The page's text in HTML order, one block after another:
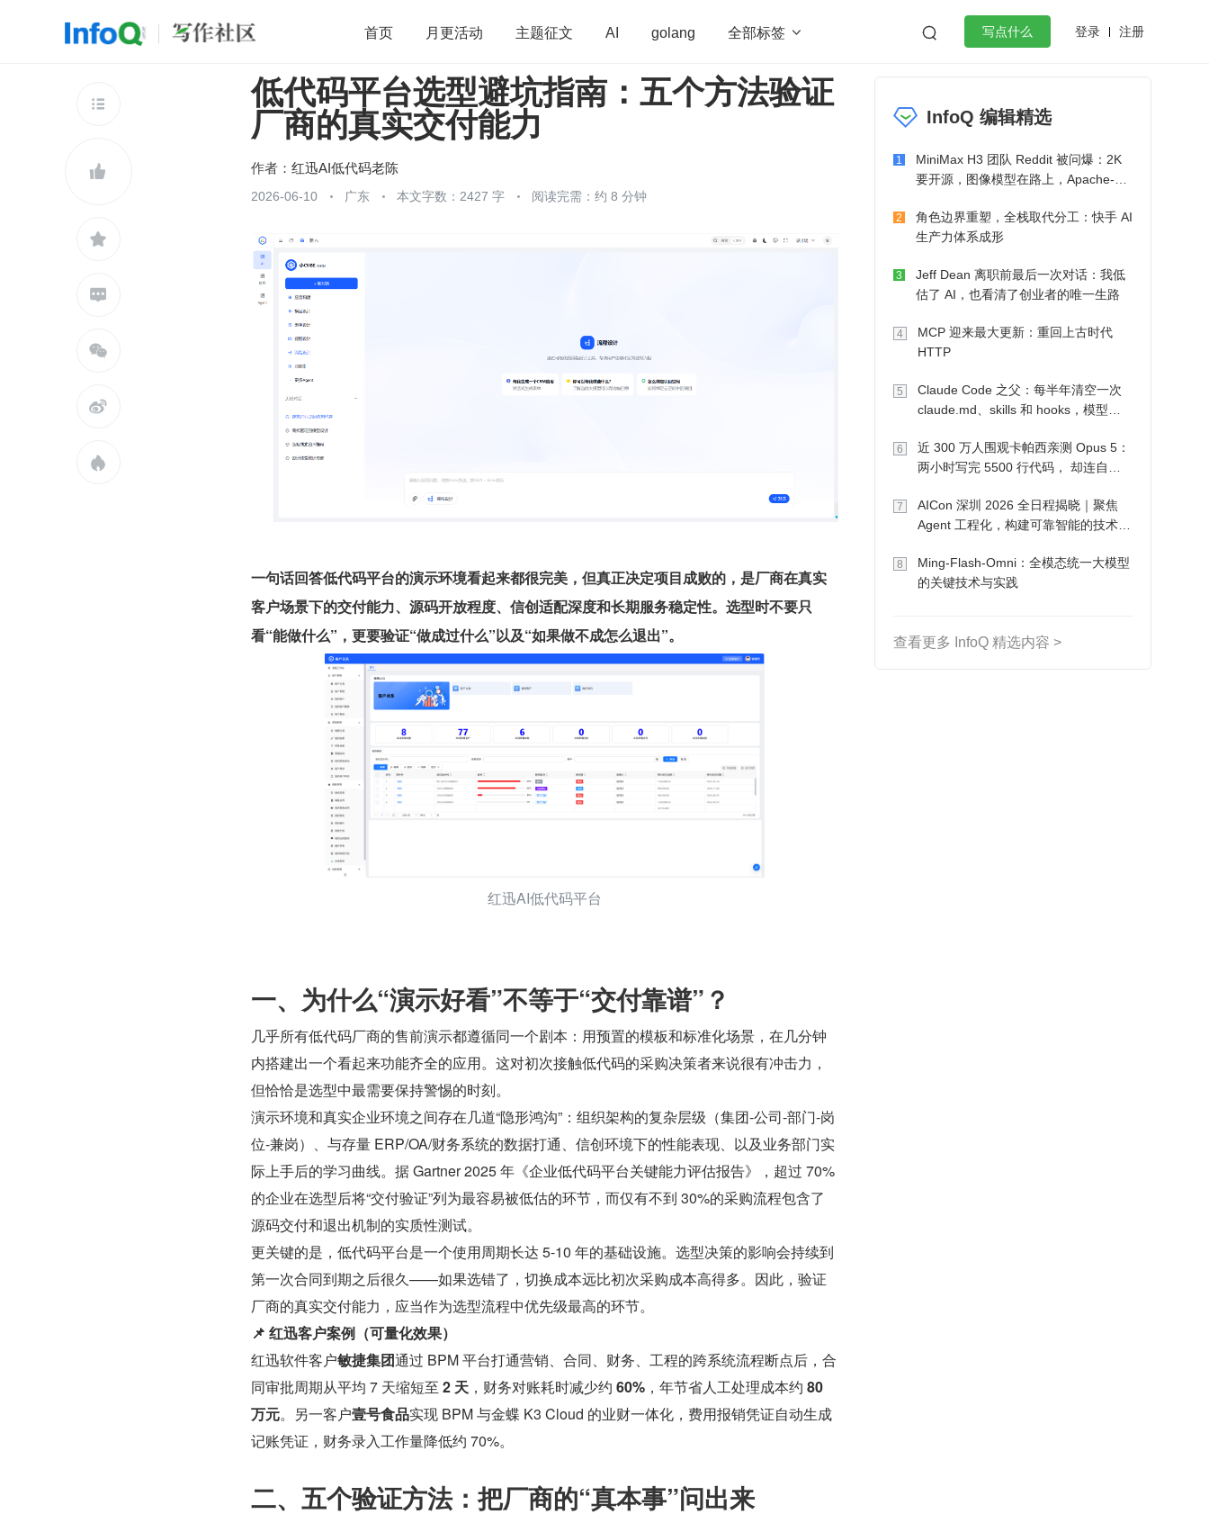
首页 月更活动 主题征文 AI golang 全部标签   写点什么 登录 注册
开源 架构 OpenHarmony 算法 学习方法 Web3.0 高效工作
团队管理 程序员 运维 微服务架构 flutter
查看更多







低代码平台选型避坑指南：五个方法验证
厂商的真实交付能力
作者： 红迅AI低代码老陈
2026-06-10 广东 本文字数：2427 字 阅读完需：约 8 分钟
一句话回答低代码平台的演示环境看起来都很完美，但真正决定项目成败的，是厂商在真实
客户场景下的交付能力、源码开放程度、信创适配深度和长期服务稳定性。选型时不要只
看“能做什么”，更要验证“做成过什么”以及“如果做不成怎么退出”。
红迅AI低代码平台
一、为什么“演示好看”不等于“交付靠谱”？
几乎所有低代码厂商的售前演示都遵循同一个剧本：用预置的模板和标准化场景，在几分钟
内搭建出一个看起来功能齐全的应用。这对初次接触低代码的采购决策者来说很有冲击力，
但恰恰是选型中最需要保持警惕的时刻。
演示环境和真实企业环境之间存在几道“隐形鸿沟”：组织架构的复杂层级（集团-公司-部门-岗
位-兼岗）、与存量 ERP/OA/财务系统的数据打通、信创环境下的性能表现、以及业务部门实
际上手后的学习曲线。据 Gartner 2025 年《企业低代码平台关键能力评估报告》，超过 70%
的企业在选型后将“交付验证”列为最容易被低估的环节，而仅有不到 30%的采购流程包含了
源码交付和退出机制的实质性测试。
更关键的是，低代码平台是一个使用周期长达 5-10 年的基础设施。选型决策的影响会持续到
第一次合同到期之后很久——如果选错了，切换成本远比初次采购成本高得多。因此，验证
厂商的真实交付能力，应当作为选型流程中优先级最高的环节。
📌 红迅客户案例（可量化效果）
红迅软件客户敏捷集团通过 BPM 平台打通营销、合同、财务、工程的跨系统流程断点后，合
同审批周期从平均 7 天缩短至 2 天 ，财务对账耗时减少约 60% ，年节省人工处理成本约 80
万元。另一客户壹号食品实现 BPM 与金蝶 K3 Cloud 的业财一体化，费用报销凭证自动生成
记账凭证，财务录入工作量降低约 70%。
二、五个验证方法：把厂商的“真本事”问出来
InfoQ 编辑精选
1
MiniMax H3 团队 Reddit 被问爆：2K
要开源，图像模型在路上，Apache-2.0
2
角色边界重塑，全栈取代分工：快手 AI
生产力体系成形
3
Jeff Dean 离职前最后一次对话：我低
估了 AI，也看清了创业者的唯一生路
4
MCP 迎来最大更新：重回上古时代
HTTP
5
Claude Code 之父：每半年清空一次
claude.md、skills 和 hooks，模型自
6
近 300 万人围观卡帕西亲测 Opus 5：
两小时写完 5500 行代码， 却连自己
7
AICon 深圳 2026 全日程揭晓｜聚焦
Agent 工程化，构建可靠智能的技术路
8
Ming-Flash-Omni：全模态统一大模型
的关键技术与实践
查看更多 InfoQ 精选内容 >